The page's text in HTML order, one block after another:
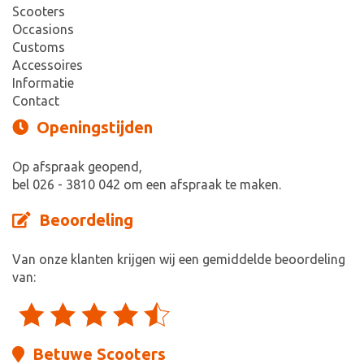
Scooters
Occasions
Customs
Accessoires
Informatie
Contact
Openingstijden
Op afspraak geopend,
bel 026 - 3810 042 om een afspraak te maken.
Beoordeling
Van onze klanten krijgen wij een gemiddelde beoordeling
van:
Betuwe Scooters